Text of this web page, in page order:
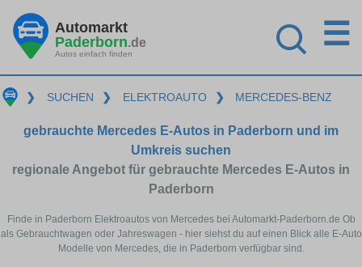
Automarkt
Paderborn.de
Autos einfach finden
☰
❯ SUCHEN ❯ ELEKTROAUTO ❯ MERCEDES-BENZ
gebrauchte Mercedes E-Autos in Paderborn und im
Umkreis suchen
regionale Angebot für gebrauchte Mercedes E-Autos in
Paderborn
Finde in Paderborn Elektroautos von Mercedes bei Automarkt-Paderborn.de Ob
als Gebrauchtwagen oder Jahreswagen - hier siehst du auf einen Blick alle E-Auto
Modelle von Mercedes, die in Paderborn verfügbar sind.